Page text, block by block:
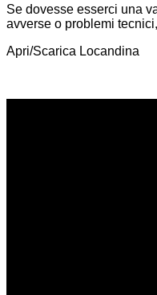
Se dovesse esserci una
avverse o problemi
Apri/Scarica Locandina